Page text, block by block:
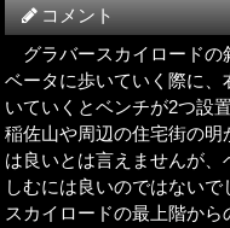
コメント
グラバースカイロード
ベータに歩いていく際に
いていくとベンチが2つ設
稲佐山や周辺の住宅街の
は良いとは言えませんが
しむには良いのではない
スカイロードの最上階か